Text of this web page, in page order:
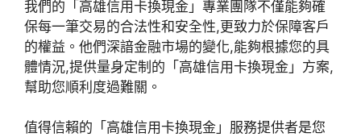
我們的「高雄信用卡換現金」專業團隊不僅能夠確
保每一筆交易的合法性和安全性,更致力於保障客戶
的權益。他們深諳金融市場的變化,能夠根據您的具
體情況,提供量身定制的「高雄信用卡換現金」方案,
幫助您順利度過難關。
值得信賴的「高雄信用卡換現金」服務提供者是您